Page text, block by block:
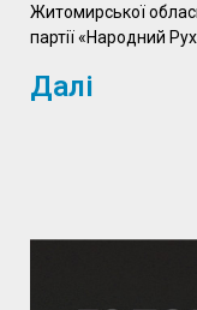
Житомирської
партії «Народний Рух
Далі